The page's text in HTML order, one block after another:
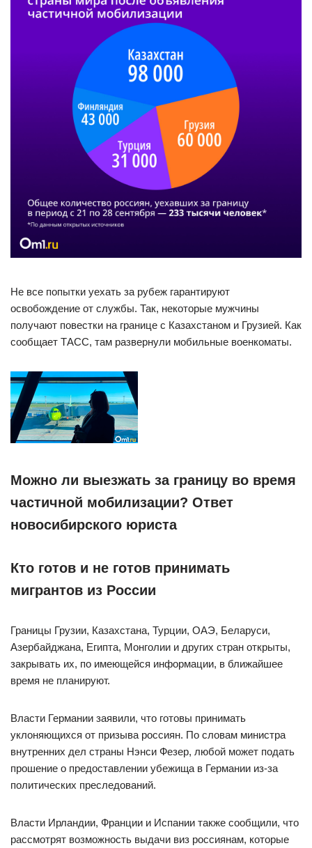
Не все попытки уехать за рубеж гарантируют
освобождение от службы. Так, некоторые мужчины
получают повестки на границе с Казахстаном и Грузией. Как
сообщает ТАСС, там развернули мобильные военкоматы.
Можно ли выезжать за границу во время
частичной мобилизации? Ответ
новосибирского юриста
Кто готов и не готов принимать
мигрантов из России
Границы Грузии, Казахстана, Турции, ОАЭ, Беларуси,
Азербайджана, Египта, Монголии и других стран открыты,
закрывать их, по имеющейся информации, в ближайшее
время не планируют.
Власти Германии заявили, что готовы принимать
уклоняющихся от призыва россиян. По словам министра
внутренних дел страны Нэнси Фезер, любой может подать
прошение о предоставлении убежища в Германии из-за
политических преследований.
Власти Ирландии, Франции и Испании также сообщили, что
рассмотрят возможность выдачи виз россиянам, которые